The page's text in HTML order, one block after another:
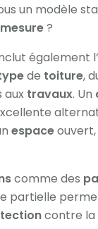
un modèle
?
également
de toiture,
aux travaux. Un
espace
comme des
partielle
contre la